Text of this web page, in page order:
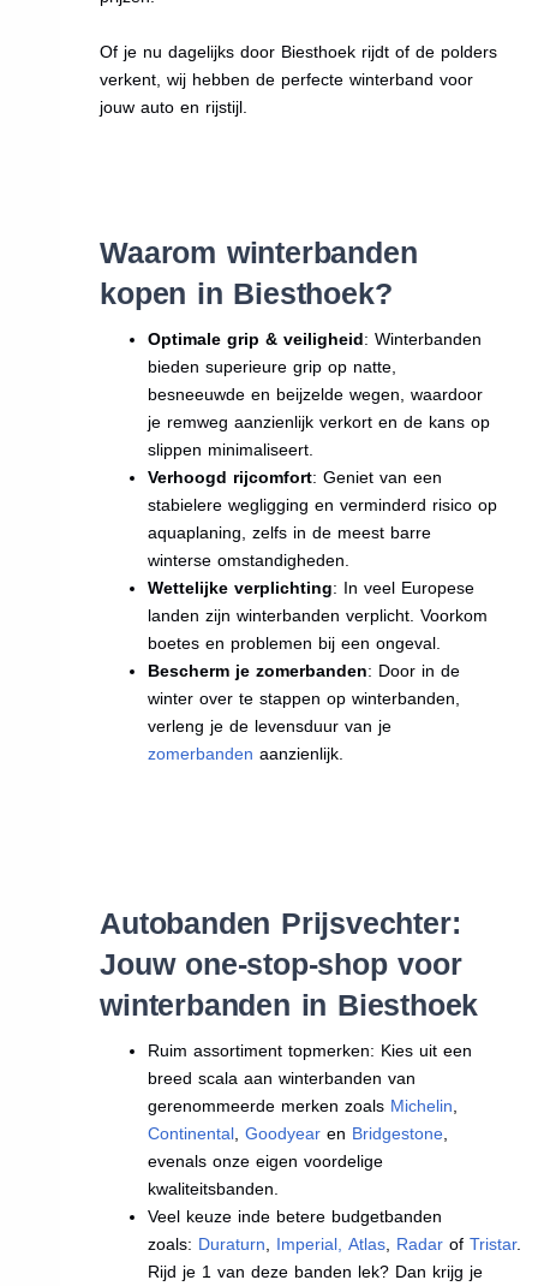
Of je nu dagelijks door Biesthoek rijdt of de polders
verkent, wij hebben de perfecte winterband voor
jouw auto en rijstijl.
Waarom winterbanden
kopen in Biesthoek?
Optimale grip & veiligheid: Winterbanden
bieden superieure grip op natte,
besneeuwde en beijzelde wegen, waardoor
je remweg aanzienlijk verkort en de kans op
slippen minimaliseert.
Verhoogd rijcomfort: Geniet van een
stabielere wegligging en verminderd risico op
aquaplaning, zelfs in de meest barre
winterse omstandigheden.
Wettelijke verplichting: In veel Europese
landen zijn winterbanden verplicht. Voorkom
boetes en problemen bij een ongeval.
Bescherm je zomerbanden: Door in de
winter over te stappen op winterbanden,
verleng je de levensduur van je
zomerbanden aanzienlijk.
Autobanden Prijsvechter:
Jouw one-stop-shop voor
winterbanden in Biesthoek
Ruim assortiment topmerken: Kies uit een
breed scala aan winterbanden van
gerenommeerde merken zoals Michelin
Continental ,Goodyear en Bridgestone
evenals onze eigen voordelige
kwaliteitsbanden.
Veel keuze inde betere budgetbanden
zoals: Duraturn Imperial Atlas Radar ofTristar.
Rijd je 1 van deze banden lek? Dan krijg je